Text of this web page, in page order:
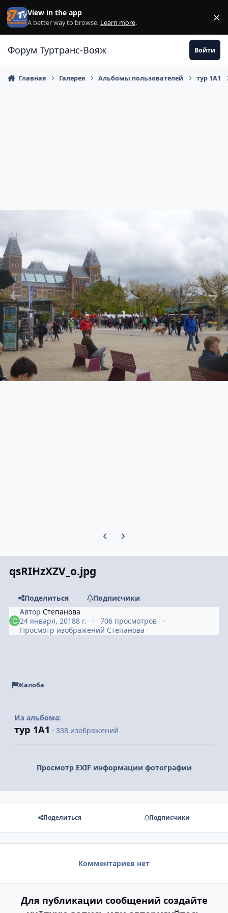
Перейти к содержанию
View in the app
A better way to browse. Learn more. ×
Форум Туртранс-Вояж Войти
Главная Галерея Альбомы пользователей тур 1А1
Предыдущий слайд карусели
Следующий слайд карусели
qsRIHzXZV_o.jpg
Поделиться
Подписчики
АвторСтепанова
24 января, 20188 г.
706 просмотров
Просмотр изображений Степанова
Жалоба
Из альбома:
тур 1А1 · 338 изображений
Просмотр EXIF информации фотографии
Поделиться Подписчики
Комментариев нет
Для публикации сообщений создайте